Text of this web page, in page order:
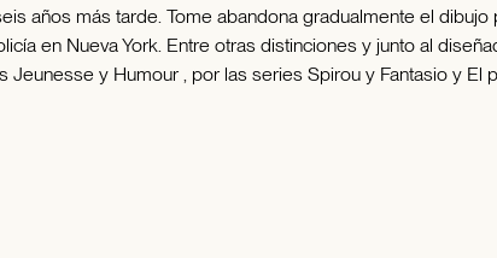
años más tarde. Tome abandona gradualmente el
en Nueva York. Entre otras distinciones y junto al
y Humour , por las series Spirou y Fantasio y El